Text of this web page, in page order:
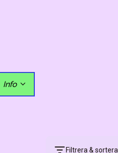
Info
Filtrera & sortera